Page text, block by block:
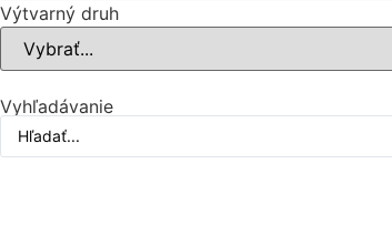
Výtvarný druh
Vyhľadávanie